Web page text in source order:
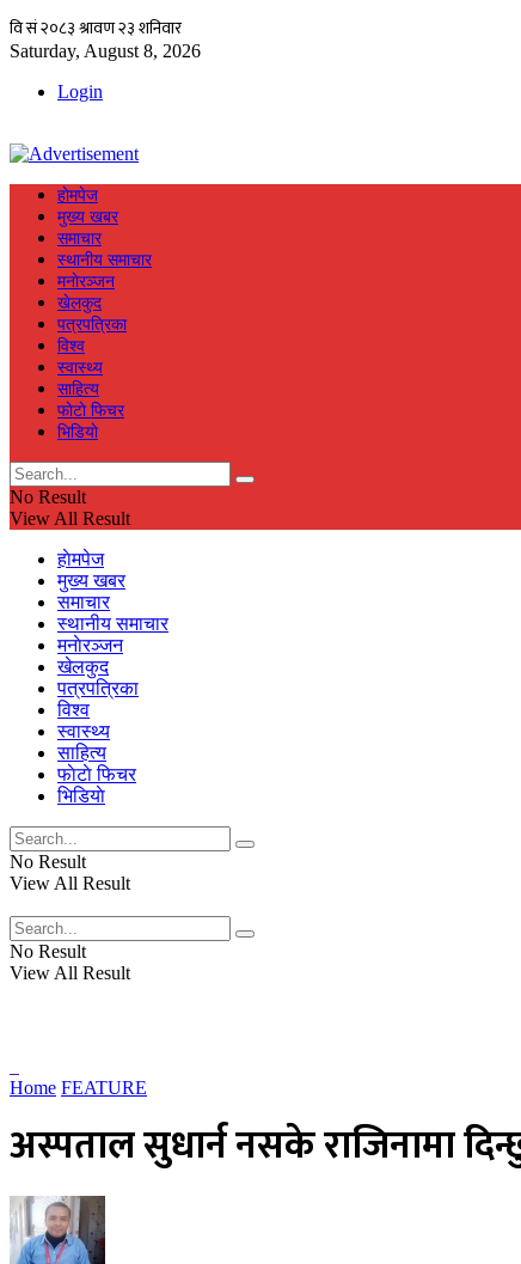
Saturday, August 8, 2026
Login
हाेमपेज
मुख्य खबर
समाचार
स्थानीय समाचार
मनाेरञ्जन
खेलकुद
पत्रपत्रिका
विश्व
स्वास्थ्य
साहित्य
फाेटाे फिचर
भिडियाे
No Result
View All Result
हाेमपेज
मुख्य खबर
समाचार
स्थानीय समाचार
मनाेरञ्जन
खेलकुद
पत्रपत्रिका
विश्व
स्वास्थ्य
साहित्य
फाेटाे फिचर
भिडियाे
No Result
View All Result
No Result
View All Result
Home FEATURE
अस्पताल सुधार्न नसके राजिनामा